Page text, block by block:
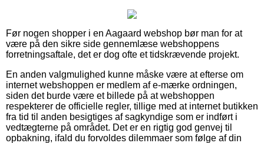
Før nogen shopper i en Aagaard webshop bør man for at
være på den sikre side gennemlæse webshoppens
forretningsaftale, det er dog ofte et tidskrævende projekt.
En anden valgmulighed kunne måske være at efterse om
internet webshoppen er medlem af e-mærke ordningen,
siden det burde være et billede på at webshoppen
respekterer de officielle regler, tillige med at internet butikken
fra tid til anden besigtiges af sagkyndige som er indført i
vedtægterne på området. Det er en rigtig god genvej til
opbakning, ifald du forvoldes dilemmaer som følge af din